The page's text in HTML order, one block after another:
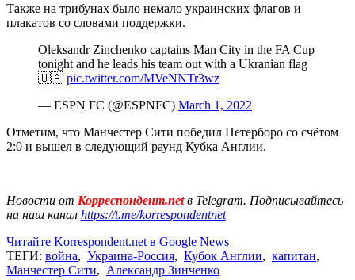
Также на трибунах было немало украинских флагов и
плакатов со словами поддержки.
Oleksandr Zinchenko captains Man City in the FA Cup
tonight and he leads his team out with a Ukranian flag
🇺🇦 pic.twitter.com/MVeNNTr3wz
— ESPN FC (@ESPNFC) March 1, 2022
Отметим, что Манчестер Сити победил Петерборо со счётом
2:0 и вышел в следующий раунд Кубка Англии.
Новости от Корреспондент.netв Telegram. Подписывайтесь
на наш канал https://t.me/korrespondentnet
Читайте Korrespondent.net в Google News
ТЕГИ: война, Украина-Россия, Кубок Англии, капитан,
Манчестер Сити, Александр Зинченко